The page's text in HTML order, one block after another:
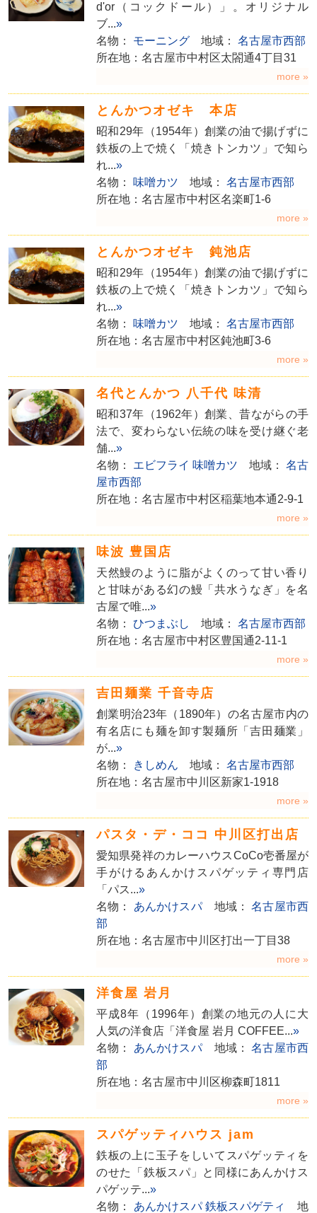
d'or（コックドール）」。オリジナル
ブ...»
名物： モーニング 地域： 名古屋市西部
所在地：名古屋市中村区太閤通4丁目31
more »
とんかつオゼキ 本店
昭和29年（1954年）創業の油で揚げずに
鉄板の上で焼く「焼きトンカツ」で知ら
れ...»
名物： 味噌カツ 地域： 名古屋市西部
所在地：名古屋市中村区名楽町1-6
more »
とんかつオゼキ 鈍池店
昭和29年（1954年）創業の油で揚げずに
鉄板の上で焼く「焼きトンカツ」で知ら
れ...»
名物： 味噌カツ 地域： 名古屋市西部
所在地：名古屋市中村区鈍池町3-6
more »
名代とんかつ 八千代 味清
昭和37年（1962年）創業、昔ながらの手
法で、変わらない伝統の味を受け継ぐ老
舗...»
名物： エビフライ 味噌カツ 地域： 名古
屋市西部
所在地：名古屋市中村区稲葉地本通2-9-1
more »
味波 豊国店
天然鰻のように脂がよくのって甘い香り
と甘味がある幻の鰻「共水うなぎ」を名
古屋で唯...»
名物： ひつまぶし 地域： 名古屋市西部
所在地：名古屋市中村区豊国通2-11-1
more »
吉田麺業 千音寺店
創業明治23年（1890年）の名古屋市内の
有名店にも麺を卸す製麺所「吉田麺業」
が...»
名物：
きしめん 地域： 名古屋市西部
所在地：名古屋市中川区新家1-1918
more »
パスタ・デ・ココ 中川区打出店
愛知県発祥のカレーハウスCoCo壱番屋が
手がけるあんかけスパゲッティ専門店
「パス...»
名物： あんかけスパ地域：名古屋市西
部
所在地：名古屋市中川区打出一丁目38
more »
洋食屋 岩月
平成8年（1996年）創業の地元の人に大
人気の洋食店「洋食屋 岩月 COFFEE...»
名物： あんかけスパ地域：名古屋市西
部
所在地：名古屋市中川区柳森町1811
more »
スパゲッティハウス jam
鉄板の上に玉子をしいてスパゲッティを
のせた「鉄板スパ」と同様にあんかけス
パゲッテ...»
名物： あんかけスパ 鉄板スパゲティ
地